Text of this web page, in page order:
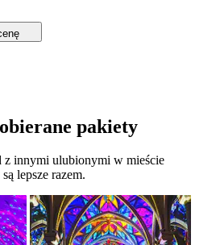
pakiety
z innymi ulubionymi w mieście
lepsze razem.